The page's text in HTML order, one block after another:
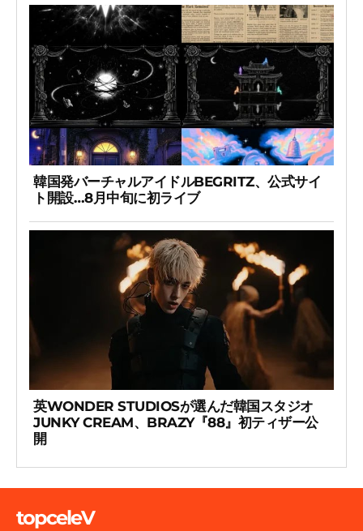
韓国発バーチャルアイドルBEGRITZ、公式サイ
ト開設…8月中旬に初ライブ
英WONDER STUDIOSが選んだ韓国スタジオ
JUNKY CREAM、BRAZY『88』初ティザー公
開
topceleV